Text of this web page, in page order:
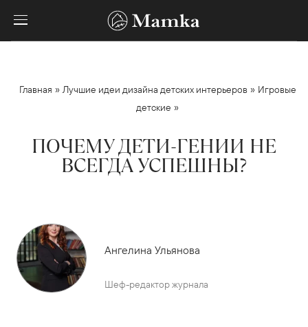
Главная »Лучшие идеи дизайна детских интерьеров » Игровые
детские »
ПОЧЕМУ ДЕТИ-ГЕНИИ НЕ
ВСЕГДА УСПЕШНЫ?
Ангелина Ульянова
Шеф-редактор журнала